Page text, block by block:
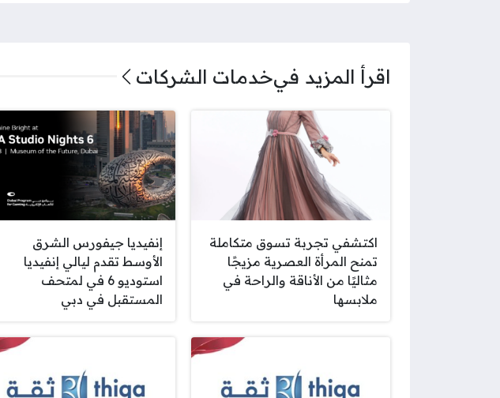
اقرأ المزيد فيخدمات الشركات
اكتشفي تجربة تسوق متكاملة
تمنح المرأة العصرية مزيجًا
مثاليًا من الأناقة والراحة في
ملابسها
إنفيديا جيفورس الشرق
الأوسط تقدم ليالي إنفيديا
استوديو 6 في لمتحف
المستقبل في دبي